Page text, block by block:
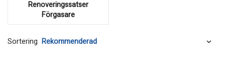
Renoveringssatser
Förgasare
Sortering